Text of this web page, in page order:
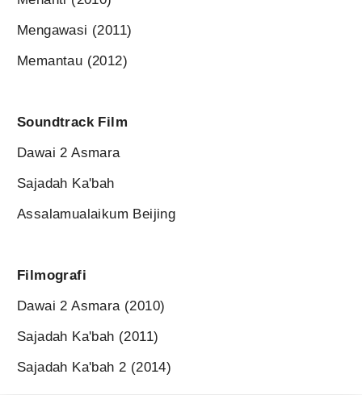
Mengawasi (2011)
Memantau (2012)
Soundtrack Film
Dawai 2 Asmara
Sajadah Ka'bah
Assalamualaikum Beijing
Filmografi
Dawai 2 Asmara (2010)
Sajadah Ka'bah (2011)
Sajadah Ka'bah 2 (2014)